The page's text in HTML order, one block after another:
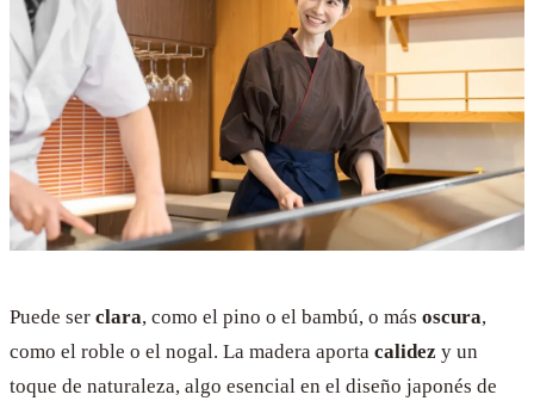
Puede ser clara, como el pino o el bambú, o más oscura,
como el roble o el nogal. La madera aporta calidez y un
toque de naturaleza, algo esencial en el diseño japonés de